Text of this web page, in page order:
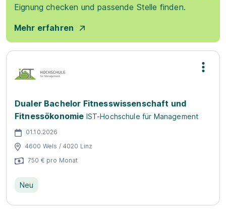
Eignung checken und passende Stelle finden.
Mehr erfahren
Dualer Bachelor Fitnesswissenschaft und
Fitnessökonomie IST-Hochschule für Management
01.10.2026
4600 Wels / 4020 Linz
750 € pro Monat
Neu